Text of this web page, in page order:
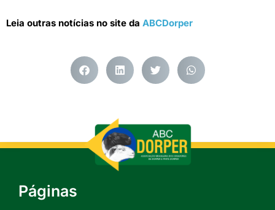
Leia outras notícias no site da ABCDorper
Páginas